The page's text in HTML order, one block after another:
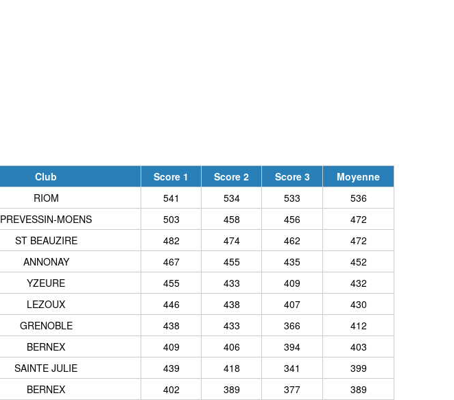
Club Score 1 Score 2 Score 3
Moyenne
RIOM 541 534 533
536
PREVESSIN-MOENS 503 458 456
472
ST BEAUZIRE 482 474 462
472
ANNONAY 467 455 435
452
YZEURE 455 433 409
432
LEZOUX 446 438 407
430
GRENOBLE 438 433 366
412
BERNEX 409 406 394
403
SAINTE JULIE 439 418 341
399
BERNEX 402 389 377
389